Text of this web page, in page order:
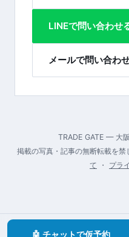
LINEで問い合わせ
メールで問い合わ
TRADE GATE — 大
掲載の写真・記事の無断転載を禁
て ・ プラ
🤖 チャットで仮予約